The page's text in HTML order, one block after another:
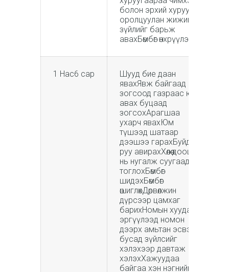
болон эрхий хуруугаа
оролцуулан жижиг
зүйлийг барьж
авахБөмбөг өнхрүүлэх
1 Нас6 сар
Шууд бие даан
явахЯвж байгаад
зогсоод газраас юм
авах буцаад
зогсохАрагшаа
ухарч явахЮм
түшээд шатаар
дээшээ гарахБуйдан
руу авирахХөлөө доош
нь нугалж суугаад
тоглохБөмбөг
шидэхБөмбөг
өшиглөхДөрвөлжин
дүрсээр цамхаг
барихНомын хуудас
эргүүлээд номон
дээрх амьтан эсвэл
бусад зүйлсийг
хэлэхээр давтаж
хэлэхХажуудаа
байгаа хэн нэгнийг